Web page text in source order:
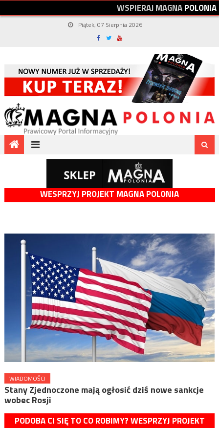
WSPIERAJMAGNAPOLONIA
Piątek, 07 Sierpnia 2026
WESPRZYJ PROJEKT MAGNA POLONIA
WIADOMOŚCI
Stany Zjednoczone mają ogłosić dziś nowe sankcje
wobec Rosji
PODOBA CI SIĘ TO CO ROBIMY? WESPRZYJ PROJEKT